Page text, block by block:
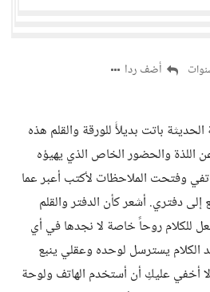
أضف ردا
باتت بديلأً للورقة والقلم هذه
اللذة والحضور الخاص الذي يهيؤه
وفتحت الملاحظات لأكتب أعبر عما
دفتري. أشعر كأن الدفتر والقلم
للكلام روحاً خاصة لا نجدها في أي
الكلام يسترسل لوحده وعقلي ينبع
لا أخفي عليكِ أن أستخدم الهاتف ولوحة